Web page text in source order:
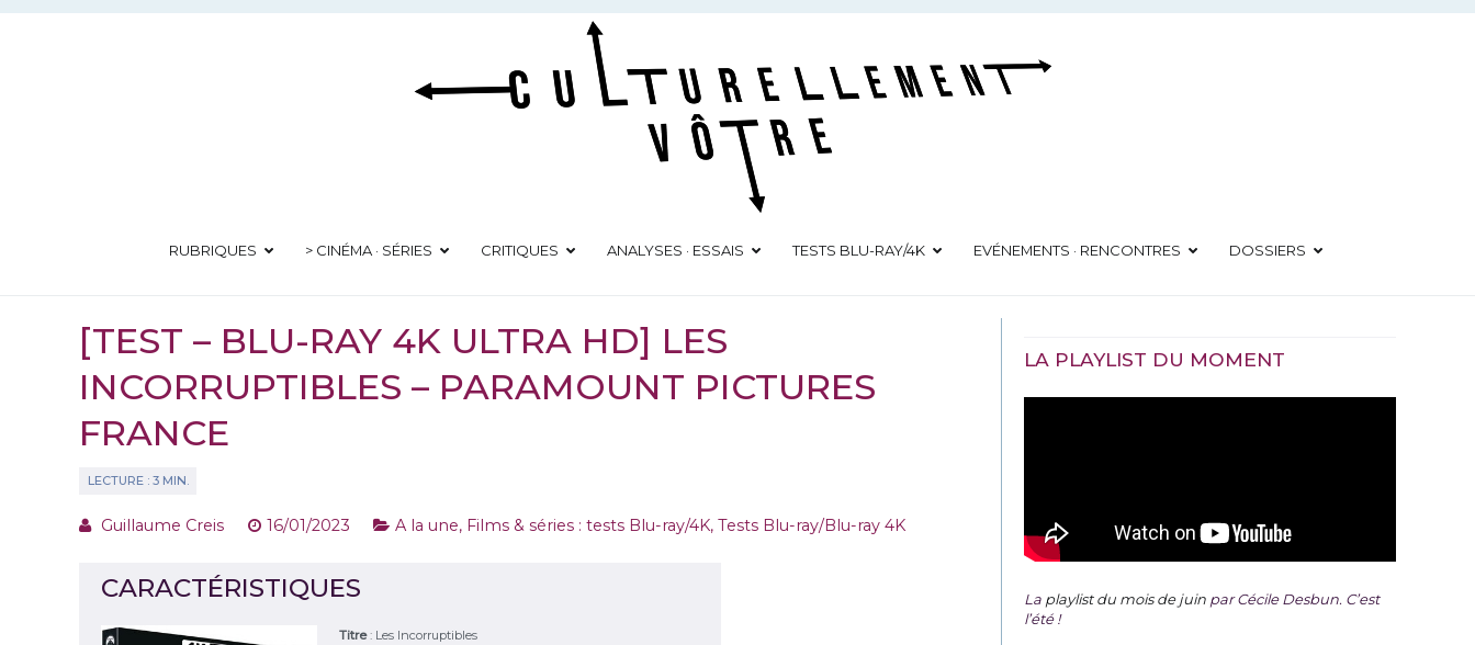
Aller
Culturellement Vôtre
RUBRIQUES > CINÉMA · SÉRIES CRITIQUES ANALYSES · ESSAIS TESTS BLU-RAY/4K EVÉNEMENTS · RENCONTRES DOSSIERS
[TEST – BLU-RAY 4K ULTRA HD] LES
INCORRUPTIBLES – PARAMOUNT PICTURES
FRANCE
Guillaume Creis 16/01/2023 A la une, Films & séries : tests Blu-ray/4K,Tests Blu-ray/Blu-ray 4K
CARACTÉRISTIQUES
Titre: Les Incorruptibles
LA PLAYLIST DU MOMENT
La playlist du mois de juin par Cécile Desbun. C’est
l’été !